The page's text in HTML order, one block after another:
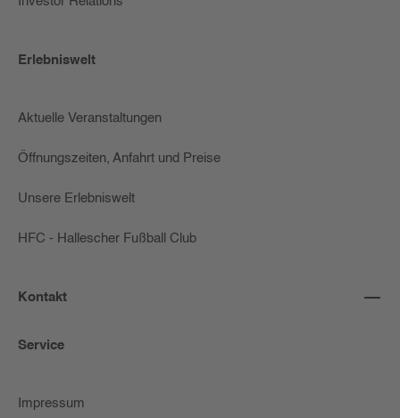
Erlebniswelt
Aktuelle Veranstaltungen
Öffnungszeiten, Anfahrt und Preise
Unsere Erlebniswelt
HFC - Hallescher Fußball Club
Kontakt
Service
Impressum